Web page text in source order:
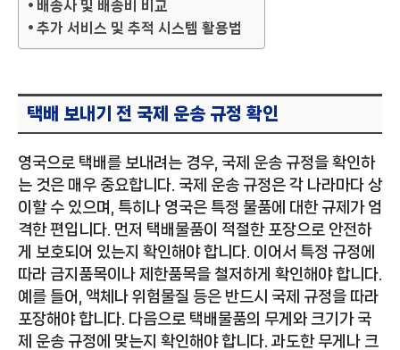
배송사 및 배송비 비교
추가 서비스 및 추적 시스템 활용법
택배 보내기 전 국제 운송 규정 확인
영국으로 택배를 보내려는 경우, 국제 운송 규정을 확인하
는 것은 매우 중요합니다. 국제 운송 규정은 각 나라마다 상
이할 수 있으며, 특히나 영국은 특정 물품에 대한 규제가 엄
격한 편입니다. 먼저 택배물품이 적절한 포장으로 안전하
게 보호되어 있는지 확인해야 합니다. 이어서 특정 규정에
따라 금지품목이나 제한품목을 철저하게 확인해야 합니다.
예를 들어, 액체나 위험물질 등은 반드시 국제 규정을 따라
포장해야 합니다. 다음으로 택배물품의 무게와 크기가 국
제 운송 규정에 맞는지 확인해야 합니다. 과도한 무게나 크